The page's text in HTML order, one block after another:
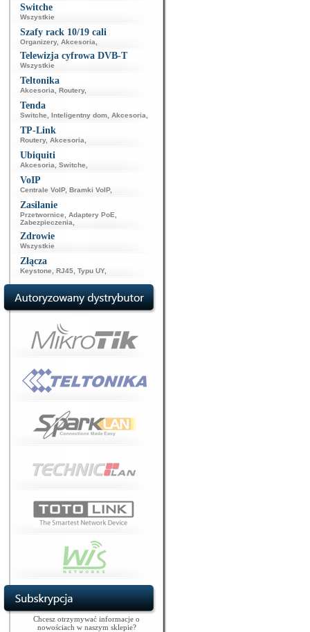
Switche
Wszystkie
Szafy rack 10/19 cali
Organizery, Akcesoria
Telewizja cyfrowa DVB-T
Wszystkie
Teltonika
Akcesoria Routery,
Tenda
Switche Inteligentny dom Akcesoria
TP-Link
Routery, Akcesoria
Ubiquiti
Akcesoria Switche
VoIP
Centrale VoIP, Bramki VoIP,
Zasilanie
Przetwornice Adaptery PoE
Zabezpieczenia
Zdrowie
Wszystkie
Złącza
Keystone RJ45 Typu UY,
Chcesz otrzymywać informacje o
nowościach w naszym sklepie?